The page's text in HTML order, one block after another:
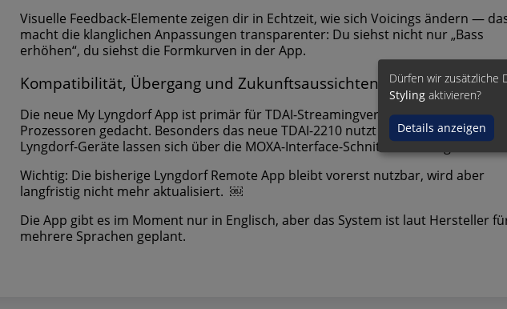
Visuelle Feedback-Elemente zeigen dir in Echtzeit, wie sich Voicings ändern —
macht die klanglichen Anpassungen transparenter: Du siehst nicht nur „Bass
erhöhen“, du siehst die Formkurven in der App.
Kompatibilität, Übergang und Zukunftsaussichten
Die neue My Lyngdorf App ist primär für TDAI-Streamingverstärker und MP-
Prozessoren gedacht. Besonders das neue TDAI-2210 nutzt alle Features. Ältere
Lyngdorf-Geräte lassen sich über die MOXA-Interface-Schnittstelle integrieren. ￼
Wichtig: Die bisherige Lyngdorf Remote App bleibt vorerst nutzbar, wird aber
langfristig nicht mehr aktualisiert. ￼
Die App gibt es im Moment nur in Englisch, aber das System ist laut Hersteller
mehrere Sprachen geplant.
Dürfen wir zusätzliche
Styling aktivieren?
Details anzeigen